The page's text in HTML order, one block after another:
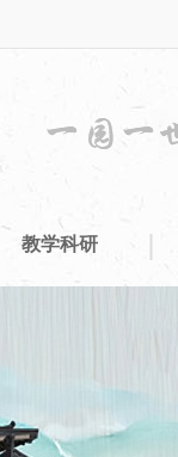
教学科研 |